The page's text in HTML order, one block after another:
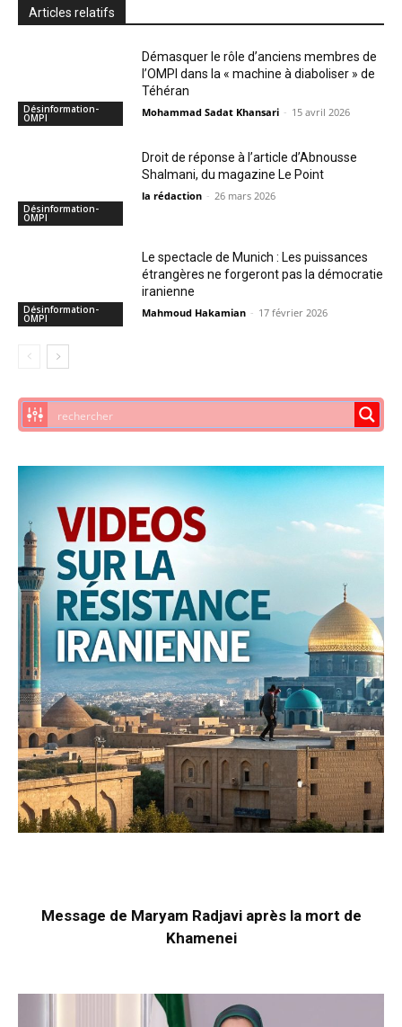
Articles relatifs
Désinformation-
OMPI
Démasquer le rôle d’anciens membres de
l’OMPI dans la « machine à diaboliser » de
Téhéran
Mohammad Sadat Khansari - 15 avril 2026
Désinformation-
OMPI
Droit de réponse à l’article d’Abnousse
Shalmani, du magazine Le Point
la rédaction - 26 mars 2026
Désinformation-
OMPI
Le spectacle de Munich : Les puissances
étrangères ne forgeront pas la démocratie
iranienne
Mahmoud Hakamian - 17 février 2026
Message de Maryam Radjavi après la mort de
Khamenei